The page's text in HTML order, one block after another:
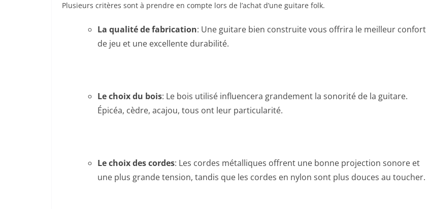
Plusieurs⁣ critères sont à ⁢prendre en compte lors​ de l’achat d’une guitare folk.
La qualité de fabrication: Une guitare bien construite vous offrira le meilleur confort
de jeu ⁢et une excellente durabilité.
Le choix ⁤du bois: Le bois utilisé influencera⁣ grandement la sonorité de ​la guitare.
Épicéa, cèdre, acajou, tous ont leur particularité.
Le choix des⁢ cordes: Les ⁣cordes métalliques offrent une bonne projection sonore et
une plus grande tension, tandis que les cordes en ‌nylon sont plus douces au toucher.